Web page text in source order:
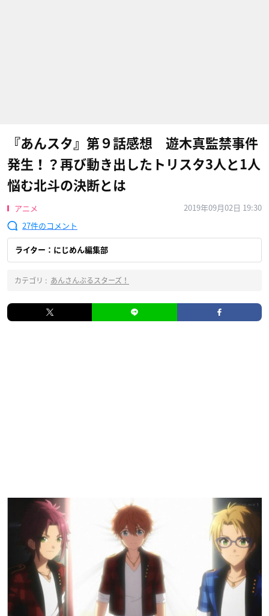
『あんスタ』第９話感想 遊木真監禁事件
発生！？再び動き出したトリスタ3人と1人
悩む北斗の決断とは
アニメ
2019年09月02日 19:30
27
ライター：にじめん編集部
カテゴリ : あんさんぶるスターズ！